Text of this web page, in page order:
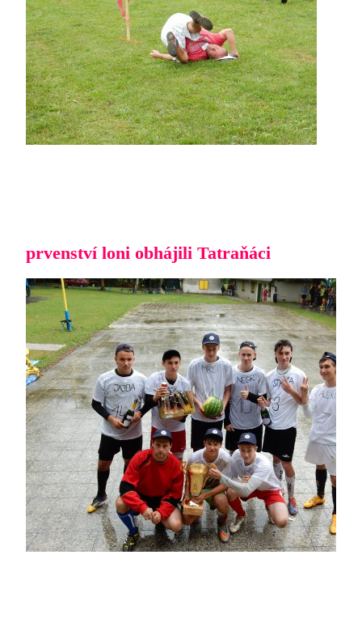
prvenství loni obhájili Tatraňáci